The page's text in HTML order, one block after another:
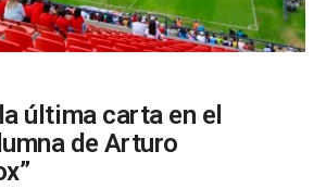
última carta en el
de Arturo